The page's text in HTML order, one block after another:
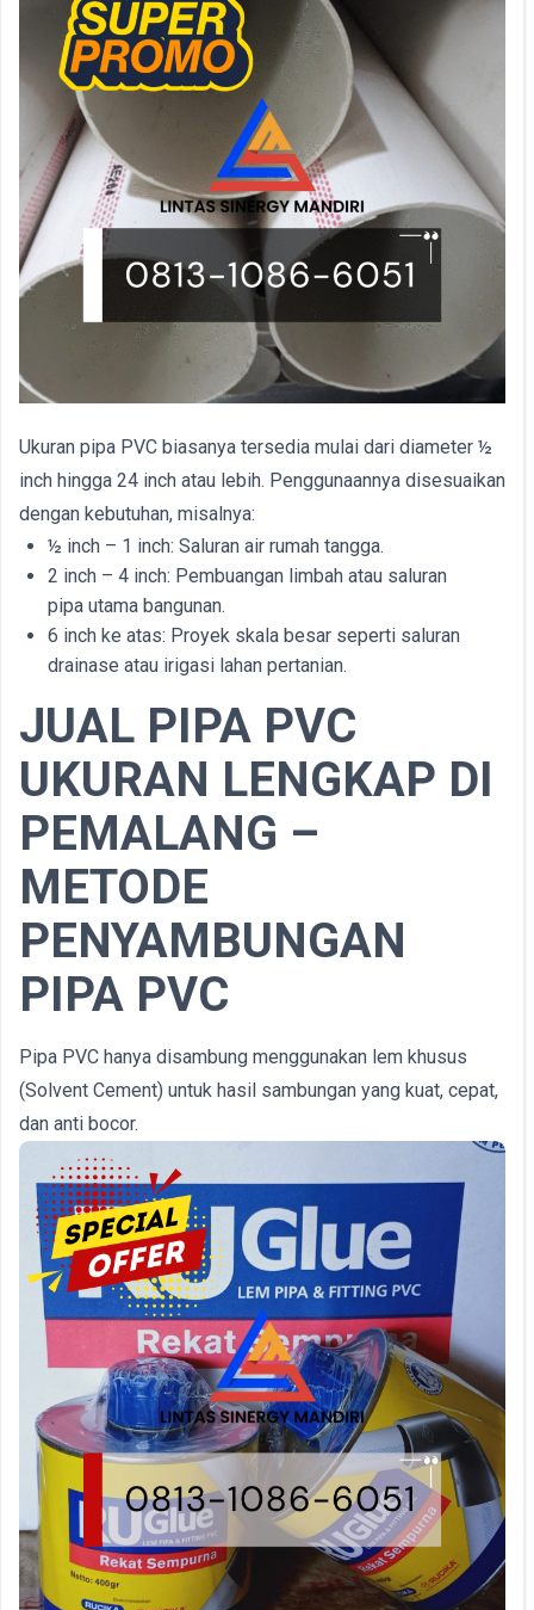
Ukuran pipa PVC biasanya tersedia mulai dari diameter ½
inch hingga 24 inch atau lebih. Penggunaannya disesuaikan
dengan kebutuhan, misalnya:
½ inch – 1 inch: Saluran air rumah tangga.
2 inch – 4 inch: Pembuangan limbah atau saluran
pipa utama bangunan.
6 inch ke atas: Proyek skala besar seperti saluran
drainase atau irigasi lahan pertanian.
JUAL PIPA PVC
UKURAN LENGKAP DI
PEMALANG –
METODE
PENYAMBUNGAN
PIPA PVC
Pipa PVC hanya disambung menggunakan lem khusus
(Solvent Cement) untuk hasil sambungan yang kuat, cepat,
dan anti bocor.